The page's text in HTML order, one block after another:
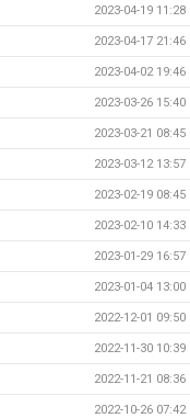
2023-04-19 11:28
2023-04-17 21:46
2023-04-02 19:46
2023-03-26 15:40
2023-03-21 08:45
2023-03-12 13:57
2023-02-19 08:45
2023-02-10 14:33
2023-01-29 16:57
2023-01-04 13:00
2022-12-01 09:50
2022-11-30 10:39
2022-11-21 08:36
2022-10-26 07:42